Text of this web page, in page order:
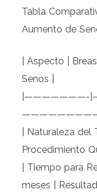
Tabla
Aumento de
| Aspecto |
Senos |
|———————-
| Naturaleza del
Procedimiento
| Tiempo para
meses |